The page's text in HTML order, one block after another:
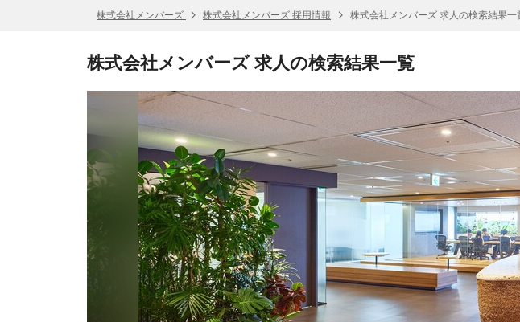
株式会社メンバーズ 株式会社メンバーズ 採用情報 株式会社メンバーズ 求人の検索結果一
株式会社メンバーズ 求人の検索結果一覧